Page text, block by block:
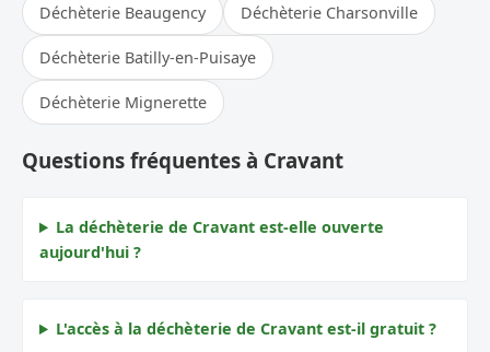
Déchèterie Beaugency Déchèterie Charsonville
Déchèterie Batilly-en-Puisaye
Déchèterie Mignerette
Questions fréquentes à Cravant
La déchèterie de Cravant est-elle ouverte
aujourd'hui ?
L'accès à la déchèterie de Cravant est-il gratuit ?